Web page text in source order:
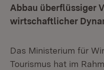
Abbau überflüssiger
wirtschaftlicher
Das Ministerium für
Tourismus hat im